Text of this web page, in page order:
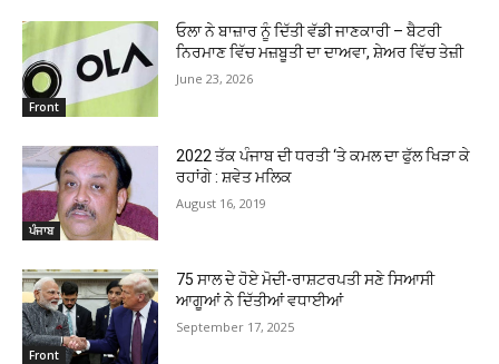
Front
ਓਲਾ ਨੇ ਬਾਜ਼ਾਰ ਨੂੰ ਦਿੱਤੀ ਵੱਡੀ ਜਾਣਕਾਰੀ – ਬੈਟਰੀ
ਨਿਰਮਾਣ ਵਿੱਚ ਮਜ਼ਬੂਤੀ ਦਾ ਦਾਅਵਾ, ਸ਼ੇਅਰ ਵਿੱਚ ਤੇਜ਼ੀ
June 23, 2026
ਪੰਜਾਬ
2022 ਤੱਕ ਪੰਜਾਬ ਦੀ ਧਰਤੀ ‘ਤੇ ਕਮਲ ਦਾ ਫੁੱਲ ਖਿੜਾ ਕੇ
ਰਹਾਂਗੇ : ਸ਼ਵੇਤ ਮਲਿਕ
August 16, 2019
Front
75 ਸਾਲ ਦੇ ਹੋਏ ਮੋਦੀ-ਰਾਸ਼ਟਰਪਤੀ ਸਣੇ ਸਿਆਸੀ
ਆਗੂਆਂ ਨੇ ਦਿੱਤੀਆਂ ਵਧਾਈਆਂ
September 17, 2025